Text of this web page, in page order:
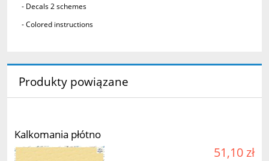
- Decals 2 schemes
- Colored instructions
Produkty powiązane
Kalkomania płótno
51,10 zł